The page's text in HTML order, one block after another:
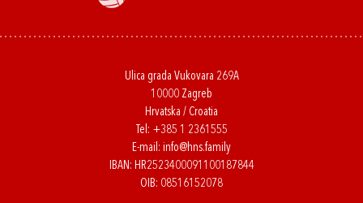
Ulica grada Vukovara 269A
10000 Zagreb
Hrvatska / Croatia
Tel: +385 1 2361555
E-mail: info@hns.family
IBAN: HR2523400091100187844
OIB: 08516152078